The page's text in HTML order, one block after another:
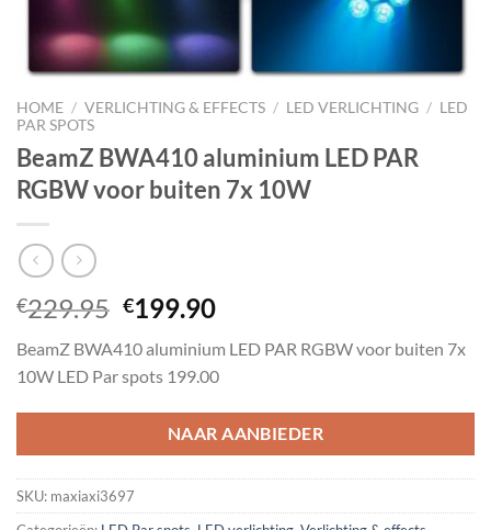
HOME / VERLICHTING & EFFECTS / LED VERLICHTING / LED
PAR SPOTS
BeamZ BWA410 aluminium LED PAR
RGBW voor buiten 7x 10W
€229.95 Oorspronkelijke
was:
€229.95.
€199.90Huidige
is:
€199.90.
BeamZ BWA410 aluminium LED PAR RGBW voor buiten 7x
10W LED Par spots 199.00
NAAR AANBIEDER
SKU: maxiaxi3697